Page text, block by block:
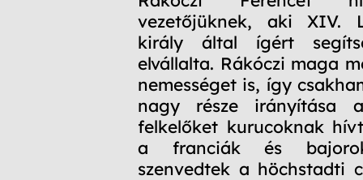
vezetőjüknek, aki XIV.
király által ígért
elvállalta. Rákóczi maga
nemességet is, így
nagy része irányítása
felkelőket kurucoknak
a franciák és
szenvedtek a höchstadti